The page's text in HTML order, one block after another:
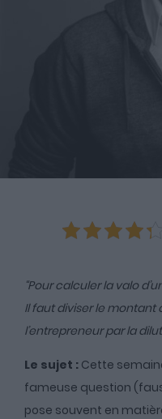
la plateforme qui
equity et en dette privée.
“Pour calculer la valo
Il faut diviser le
l’entrepreneur par la
Le sujet : Cette
fameuse question
pose souvent en